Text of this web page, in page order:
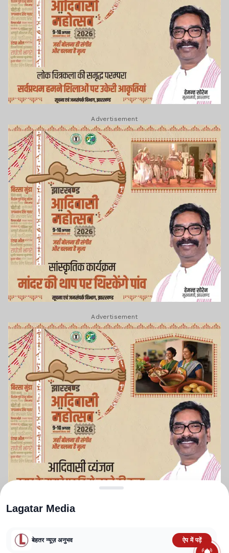
Advertisement
Advertisement
Lagatar Media
बेहतर न्यूज़ अनुभव ऐप में पढ़ें